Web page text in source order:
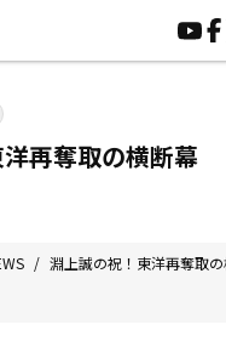
施設紹介
会員様の声
サポーター
再奪取の横断幕
/ 淵上誠の祝！東洋再奪取